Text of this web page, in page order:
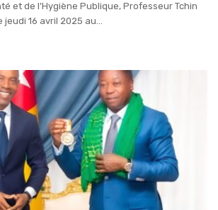
et de l’Hygiène Publique, Professeur Tchin
jeudi 16 avril 2025 au…